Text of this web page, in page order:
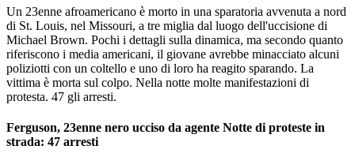
Un 23enne afroamericano è morto in una sparatoria avvenuta a nord
di St. Louis, nel Missouri, a tre miglia dal luogo dell'uccisione di
Michael Brown. Pochi i dettagli sulla dinamica, ma secondo quanto
riferiscono i media americani, il giovane avrebbe minacciato alcuni
poliziotti con un coltello e uno di loro ha reagito sparando. La
vittima è morta sul colpo. Nella notte molte manifestazioni di
protesta. 47 gli arresti.
Ferguson, 23enne nero ucciso da agente Notte di proteste in
strada: 47 arresti